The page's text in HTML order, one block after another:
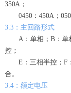
350A；
0450：450A；
3.3：主回路形式
A：单相；B：单
控；
E：三相半控；F
合。
3.4：额定电压